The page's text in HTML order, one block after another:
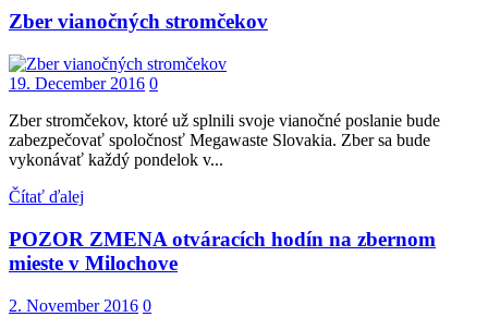
Zber vianočných stromčekov
19. December 2016 0
Zber stromčekov, ktoré už splnili svoje vianočné poslanie bude
zabezpečovať spoločnosť Megawaste Slovakia. Zber sa bude
vykonávať každý pondelok v...
Čítať ďalej
POZOR ZMENA otváracích hodín na zbernom
mieste v Milochove
2. November 2016 0